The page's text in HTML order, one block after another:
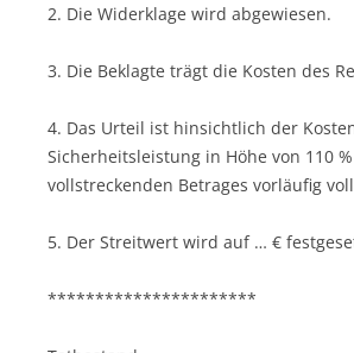
2. Die Widerklage wird abgewiesen.
3. Die Beklagte trägt die Kosten des
4. Das Urteil ist hinsichtlich der
Sicherheitsleistung in Höhe von 110
vollstreckenden Betrages vorläufig
5. Der Streitwert wird auf … €
**********************